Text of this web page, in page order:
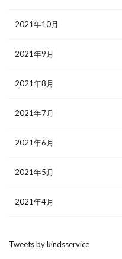
2021年10月
2021年9月
2021年8月
2021年7月
2021年6月
2021年5月
2021年4月
Tweets by kindsservice